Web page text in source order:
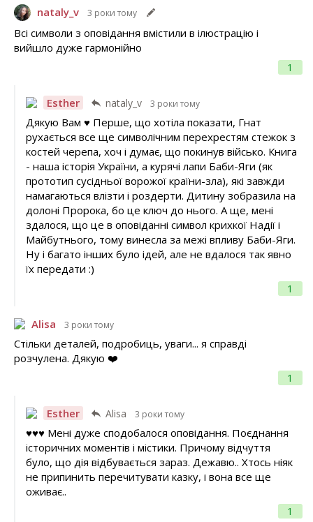
nataly_v 3 роки тому
1
Всі символи з оповідання вмістили в ілюстрацію і
вийшло дуже гармонійно
Esther nataly_v 3 роки тому
1
Дякую Вам ♥ Перше, що хотіла показати, Гнат
рухається все ще символічним перехрестям стежок з
костей черепа, хоч і думає, що покинув військо. Книга
- наша історія України, а курячі лапи Баби-Яги (як
прототип сусідньої ворожої країни-зла), які завжди
намагаються влізти і роздерти. Дитину зобразила на
долоні Пророка, бо це ключ до нього. А ще, мені
здалося, що це в оповіданні символ крихкої Надії і
Майбутнього, тому винесла за межі впливу Баби-Яги.
Ну і багато інших було ідей, але не вдалося так явно
їх передати :)
Alisa 3 роки тому
1
Стільки деталей, подробиць, уваги... я справді
розчулена. Дякую ❤️
Esther Alisa 3 роки тому
1
♥♥♥ Мені дуже сподобалося оповідання. Поєднання
історичних моментів і містики. Причому відчуття
було, що дія відбувається зараз. Дежавю.. Хтось ніяк
не припинить перечитувати казку, і вона все ще
оживає..